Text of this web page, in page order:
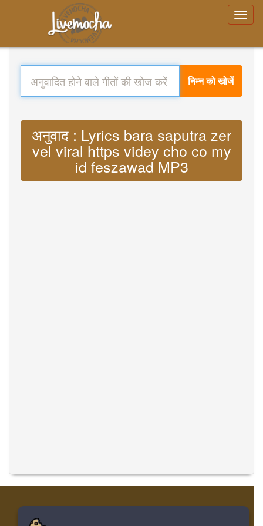
निम्न को खोजें
अनुवाद : Lyrics bara saputra zer
vel viral https videy cho co my
id feszawad MP3